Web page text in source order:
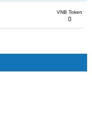
VNB Token
0